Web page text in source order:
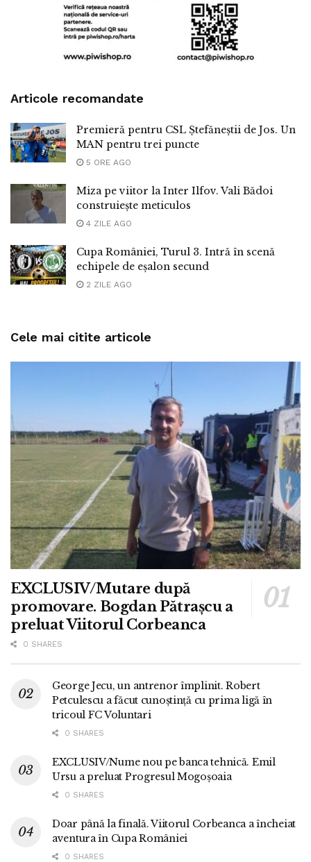
Articole recomandate
Premieră pentru CSL Ștefăneștii de Jos. Un
MAN pentru trei puncte
5 ORE AGO
Miza pe viitor la Inter Ilfov. Vali Bădoi
construiește meticulos
4 ZILE AGO
Cupa României, Turul 3. Intră în scenă
echipele de eșalon secund
2 ZILE AGO
Cele mai citite articole
EXCLUSIV/Mutare după
promovare. Bogdan Pătrașcu a
preluat Viitorul Corbeanca
0 SHARES
George Jecu, un antrenor împlinit. Robert
Petculescu a făcut cunoștință cu prima ligă în
tricoul FC Voluntari
0 SHARES
EXCLUSIV/Nume nou pe banca tehnică. Emil
Ursu a preluat Progresul Mogoșoaia
0 SHARES
Doar până la finală. Viitorul Corbeanca a încheiat
aventura în Cupa României
0 SHARES